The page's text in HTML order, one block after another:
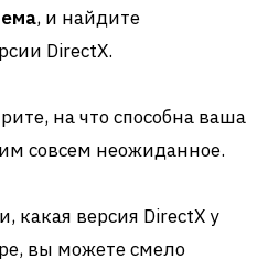
, и найдите
DirectX.
на что способна ваша
совсем неожиданное.
какая версия DirectX у
вы можете смело